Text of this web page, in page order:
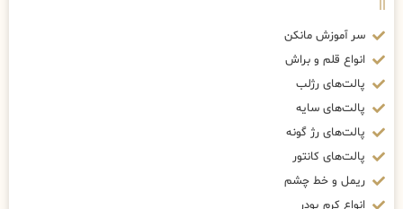
سر آموزش مانکن
انواع قلم و براش
پالت‌های رژلب
پالت‌های سایه
پالت‌های رژ گونه
پالت‌های کانتور
ریمل و خط چشم
انواع کرم پودر